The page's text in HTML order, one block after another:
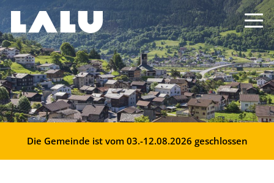
Die Gemeinde ist vom 03.-12.08.2026 geschlossen